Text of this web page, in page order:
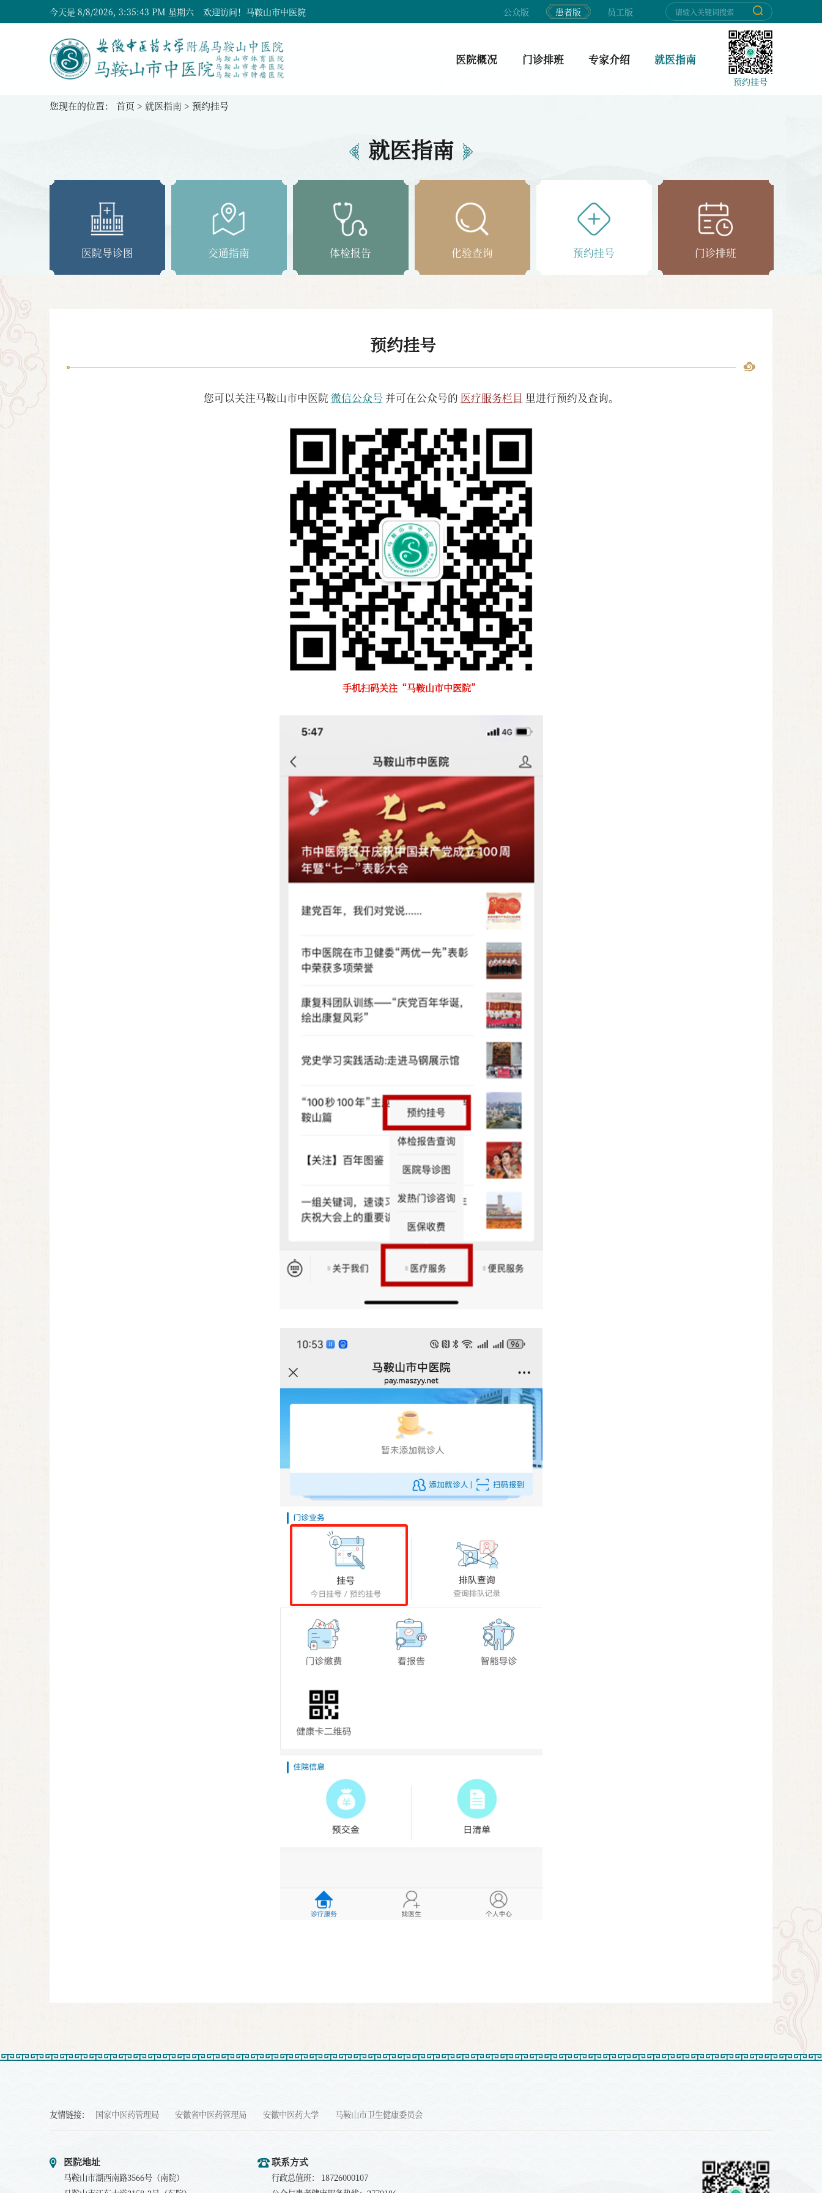
今天是 8/8/2026, 3:35:44 PM 星期六 欢迎访问！马鞍山市中医院 公众版 患者版 员工版
医院概况 门诊排班 专家介绍 就医指南
预约挂号
您现在的位置： 首页 > 就医指南 > 预约挂号
就医指南
医院导诊图 交通指南 体检报告 化验查询 预约挂号 门诊排班
预约挂号
您可以关注马鞍山市中医院 微信公众号 并可在公众号的 医疗服务栏目 里进行预约及查询。
手机扫码关注“马鞍山市中医院”
友情链接： 国家中医药管理局 安徽省中医药管理局 安徽中医药大学 马鞍山市卫生健康委员会
医院地址
马鞍山市湖西南路3566号（南院）
联系方式
行政总值班： 18726000107